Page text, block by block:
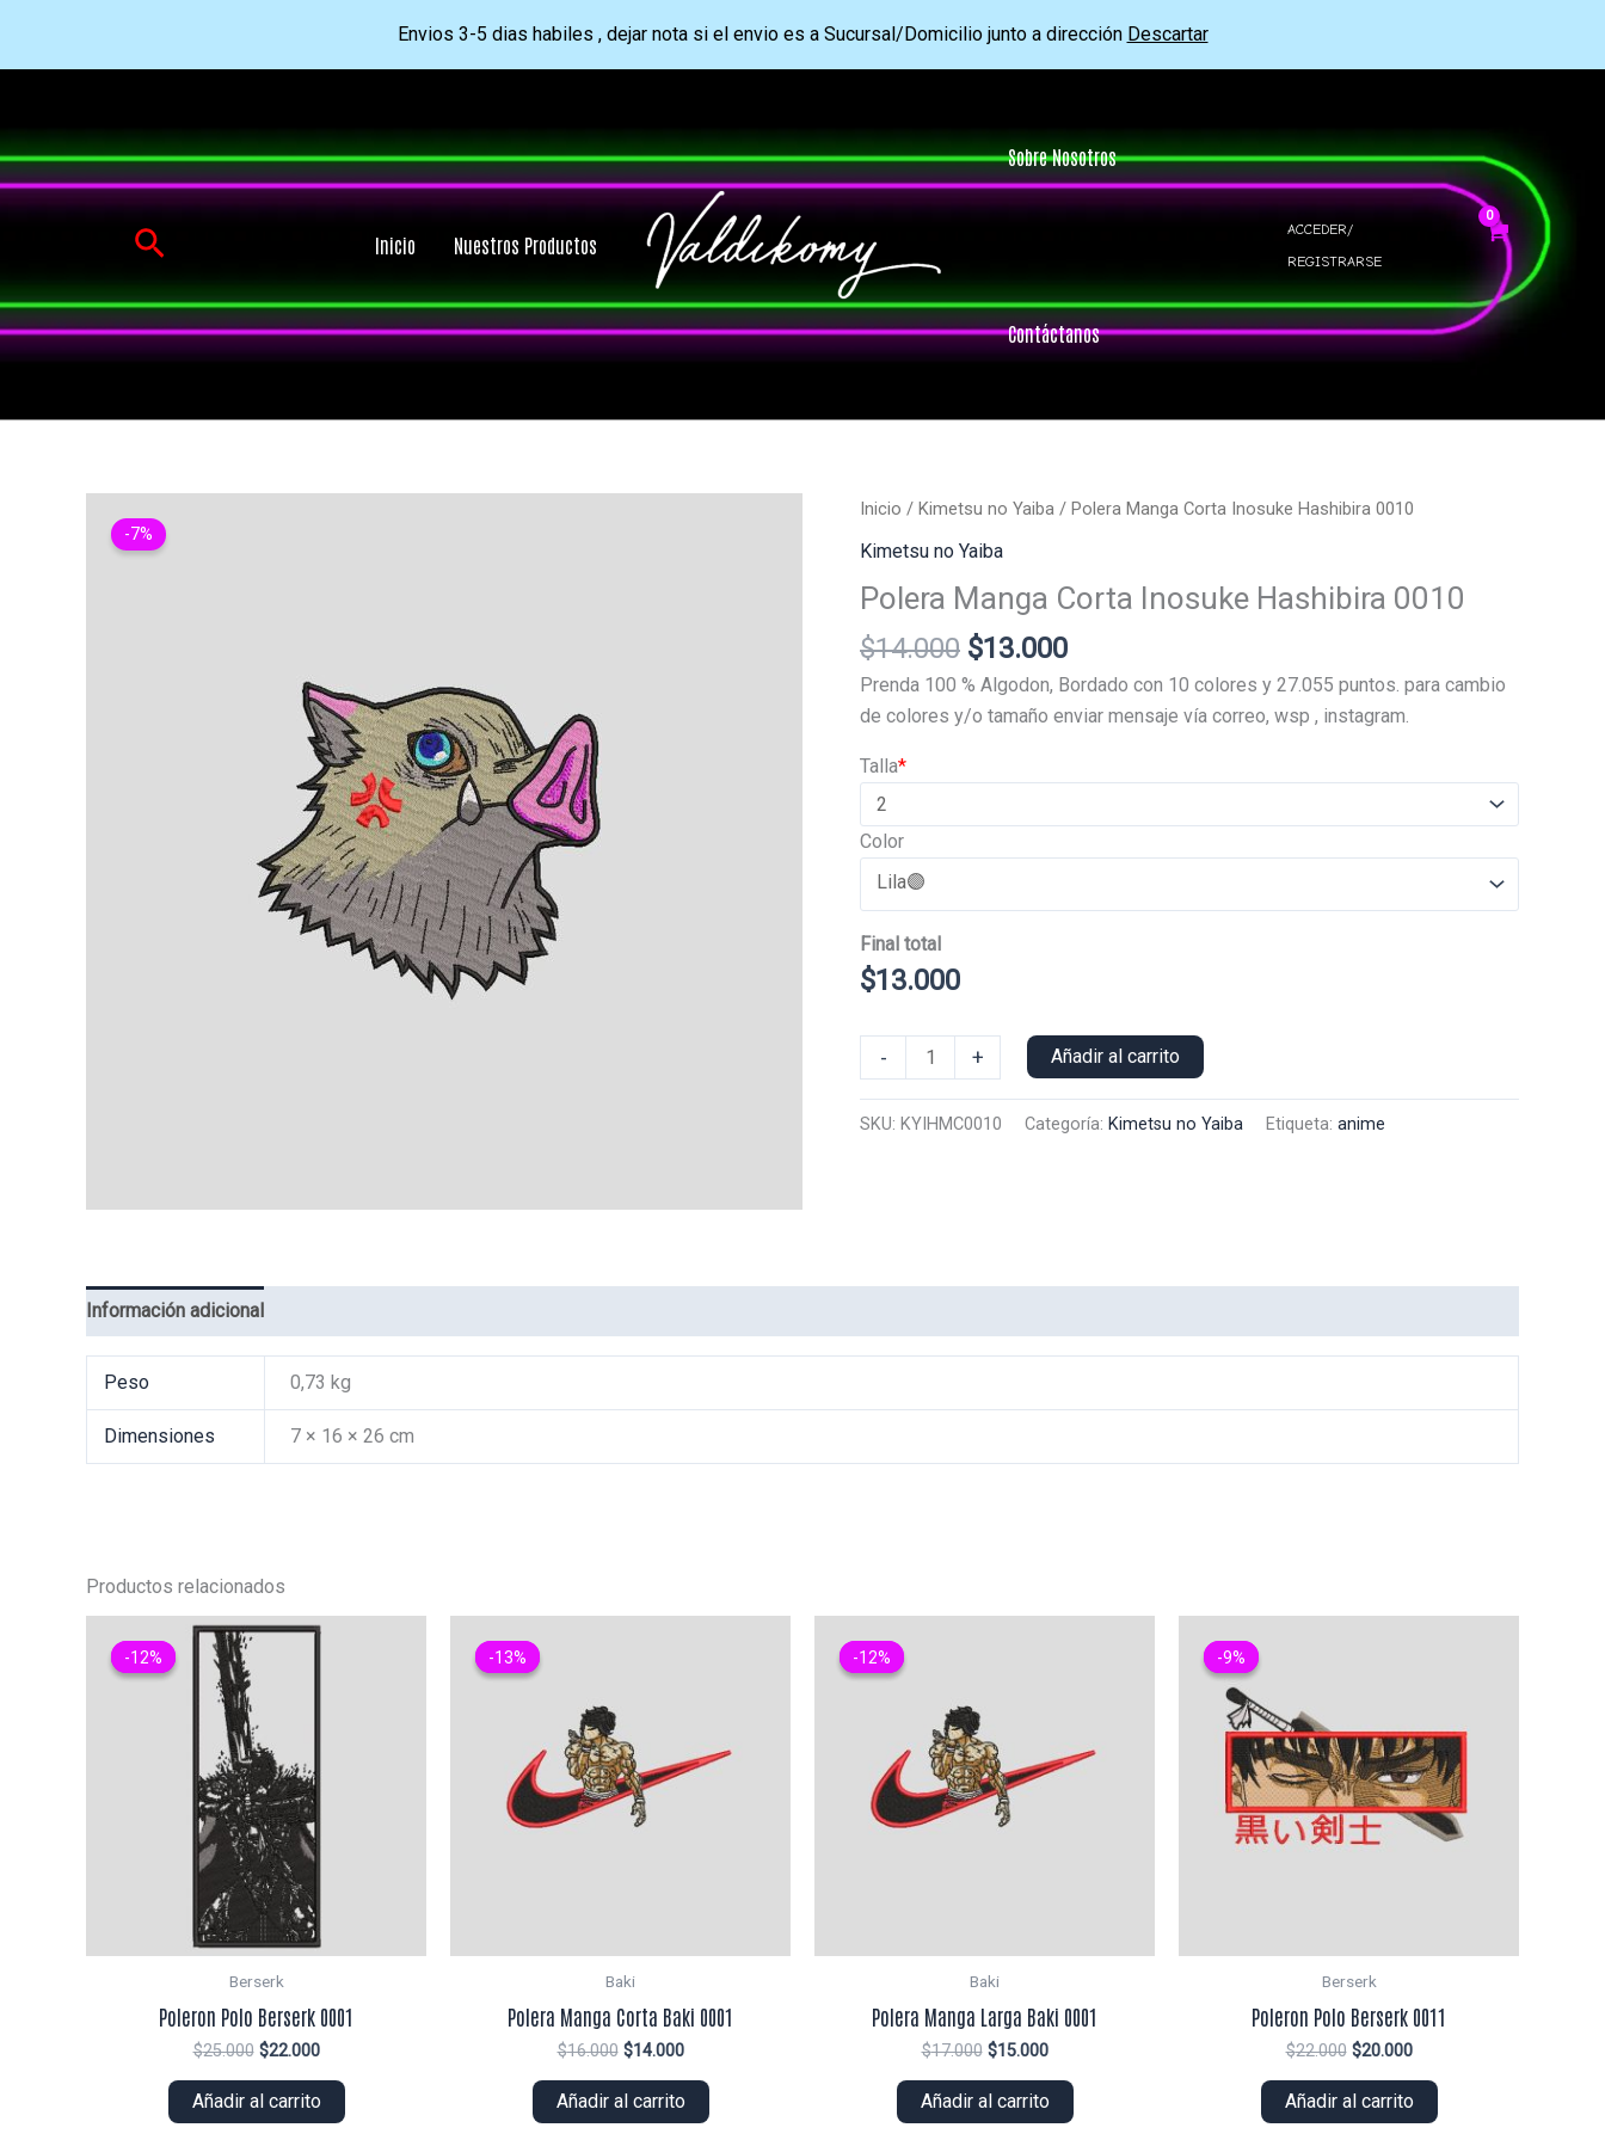
Envios 3-5 dias habiles , dejar nota si el envio es a Sucursal/Domicilio junto a dirección Descartar
contenido
Buscar Inicio Nuestros Productos
Sobre Nosotros
Contáctanos
ACCEDER/
REGISTRARSE
-7%
Inicio / Kimetsu no Yaiba / Polera Manga Corta Inosuke Hashibira 0010
Kimetsu no Yaiba
Polera Manga Corta Inosuke Hashibira 0010
$14.000 El
precio
original
$13.000El
precio
actual
Prenda 100 % Algodon, Bordado con 10 colores y 27.055 puntos. para cambio
de colores y/o tamaño enviar mensaje vía correo, wsp , instagram.
*
Talla
Color
Final total
$13.000
-
Manga
Corta
+ Añadir al carrito
SKU: KYIHMC0010 Categoría: Kimetsu no Yaiba Etiqueta: anime
Información adicional
Peso 0,73 kg
Dimensiones 7 × 16 × 26 cm
Productos relacionados
-12%
-12%
Berserk
Poleron Polo Berserk 0001
$25.000 El
original
era:
$22.000El
actual
es:
Añadir al carrito
-13%
-13%
Baki
Polera Manga Corta Baki 0001
$16.000 El
original
era:
$14.000El
actual
es:
Añadir al carrito
-12%
-12%
Baki
Polera Manga Larga Baki 0001
$17.000 El
original
era:
$15.000El
actual
es:
Añadir al carrito
-9%
-9%
Berserk
Poleron Polo Berserk 0011
$22.000 El
original
era:
$20.000El
actual
es:
Añadir al carrito